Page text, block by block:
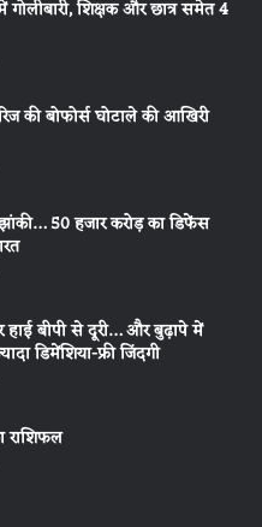
शिक्षक और छात्र समेत 4
की बोफोर्स घोटाले की आखिरी
50 हजार करोड़ का डिफेंस
बीपी से दूरी… और बुढ़ापे में
डिमेंशिया-फ्री जिंदगी
राशिफल